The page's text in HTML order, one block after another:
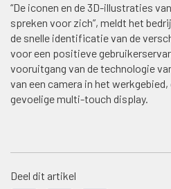
“De iconen en de 3D-illustraties
spreken voor zich”, meldt het
de snelle identificatie van de
voor een positieve
vooruitgang van de technologie
van een camera in het
gevoelige multi-touch display.
Deel dit artikel